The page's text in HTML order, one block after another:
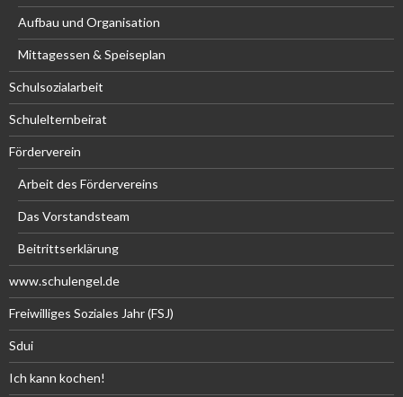
Aufbau und Organisation
Mittagessen & Speiseplan
Schulsozialarbeit
Schulelternbeirat
Förderverein
Arbeit des Fördervereins
Das Vorstandsteam
Beitrittserklärung
www.schulengel.de
Freiwilliges Soziales Jahr (FSJ)
Sdui
Ich kann kochen!